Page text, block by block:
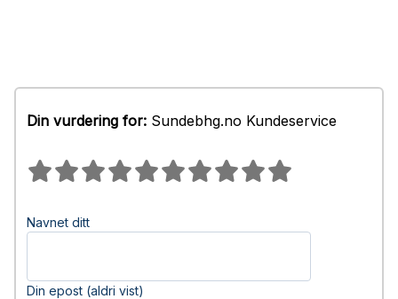
Din vurdering for: Sundebhg.no Kundeservice
Navnet ditt
Din epost (aldri vist)